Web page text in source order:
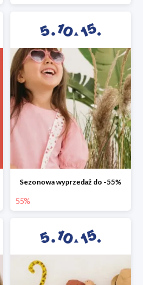
Sezonowa wyprzedaż do -55%
55%